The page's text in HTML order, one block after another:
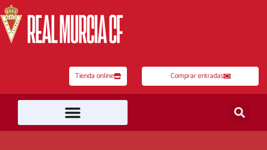
al
contenido
Tienda online Comprar entradas